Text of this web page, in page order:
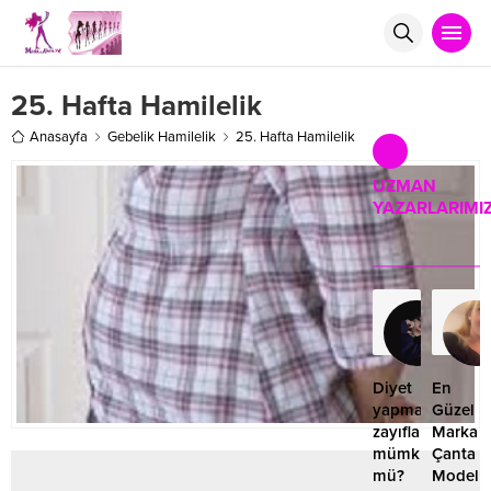
25. Hafta Hamilelik
Anasayfa Gebelik Hamilelik 25. Hafta Hamilelik
UZMAN
Diyet
yapmadan
zayıflamak
mümkün
mü?
En
Güzel
Marka
Çanta